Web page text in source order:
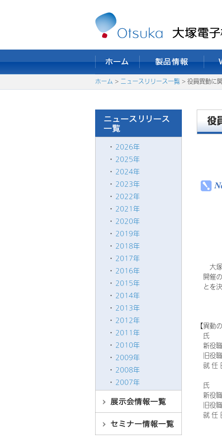
ホーム > ニュースリリース一覧 > 役員異動に
2026年
2025年
2024年
2023年
2022年
2021年
2020年
2019年
2018年
2017年
2016年
2015年
2014年
2013年
2012年
2011年
2010年
2009年
2008年
2007年
役
大
開催
とを
【異動
氏
新役
旧役
就 任
氏
新役
旧役
就 任